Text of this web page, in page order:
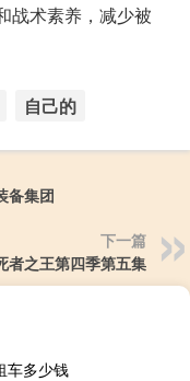
战术素养，减少被
自己的
备集团
下一篇
者之王第四季第五集
车多少钱